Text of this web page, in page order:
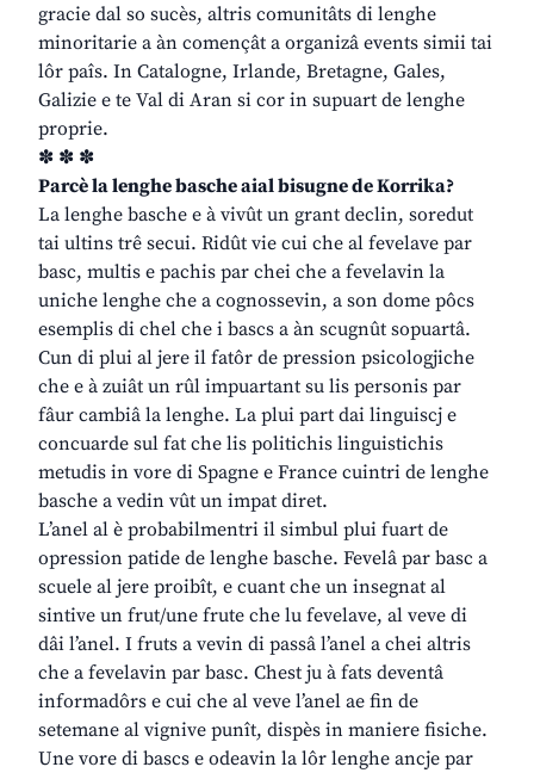
gracie dal so sucès, altris comunitâts di lenghe
minoritarie a àn començât a organizâ events simii tai
lôr paîs. In Catalogne, Irlande, Bretagne, Gales,
Galizie e te Val di Aran si cor in supuart de lenghe
proprie.
✽ ✽ ✽
Parcè la lenghe basche aial bisugne de Korrika?
La lenghe basche e à vivût un grant declin, soredut
tai ultins trê secui. Ridût vie cui che al fevelave par
basc, multis e pachis par chei che a fevelavin la
uniche lenghe che a cognossevin, a son dome pôcs
esemplis di chel che i bascs a àn scugnût sopuartâ.
Cun di plui al jere il fatôr de pression psicologjiche
che e à zuiât un rûl impuartant su lis personis par
fâur cambiâ la lenghe. La plui part dai linguiscj e
concuarde sul fat che lis politichis linguistichis
metudis in vore di Spagne e France cuintri de lenghe
basche a vedin vût un impat diret.
L’anel al è probabilmentri il simbul plui fuart de
opression patide de lenghe basche. Fevelâ par basc a
scuele al jere proibît, e cuant che un insegnat al
sintive un frut/une frute che lu fevelave, al veve di
dâi l’anel. I fruts a vevin di passâ l’anel a chei altris
che a fevelavin par basc. Chest ju à fats deventâ
informadôrs e cui che al veve l’anel ae fin de
setemane al vignive punît, dispès in maniere fisiche.
Une vore di bascs e odeavin la lôr lenghe ancje par